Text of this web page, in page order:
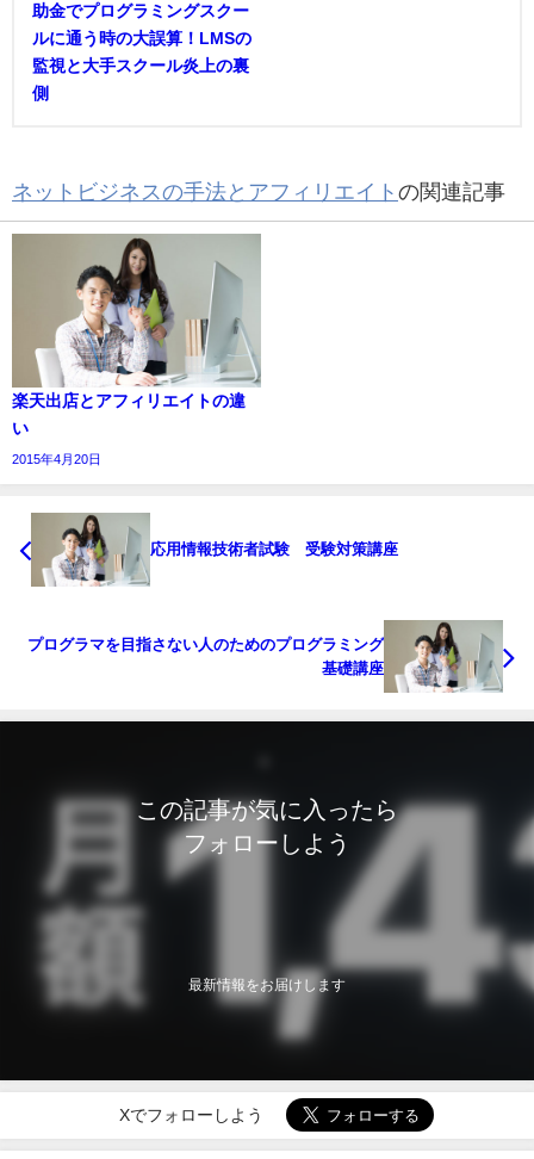
助金でプログラミングスクー
ルに通う時の大誤算！LMSの
監視と大手スクール炎上の裏
側
ネットビジネスの手法とアフィリエイト の関連記事
楽天出店とアフィリエイトの違
い
2015年4月20日
応用情報技術者試験 受験対策講座
プログラマを目指さない人のためのプログラミング
基礎講座
この記事が気に入ったら
フォローしよう
最新情報をお届けします
Xでフォローしよう